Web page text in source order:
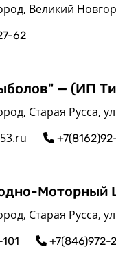
Великий
62
— (ИП
Старая Русса,
Моторный
Старая Русса,
+7(846)972-